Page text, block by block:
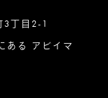
3丁目2-1
ある アビイマ